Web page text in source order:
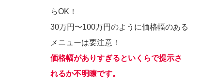
らOK！
30万円〜100万円のように価格幅のある
メニューは要注意！
価格幅がありすぎるといくらで提示さ
れるか不明瞭です。